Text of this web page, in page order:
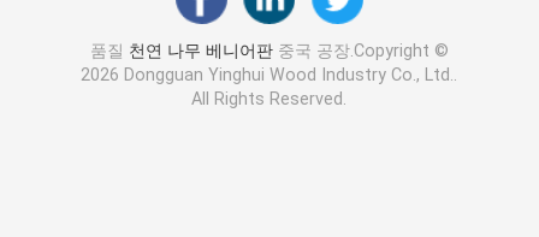
품질 천연 나무 베니어판중국 공장.Copyright ©
2026 Dongguan Yinghui Wood Industry Co., Ltd..
All Rights Reserved.